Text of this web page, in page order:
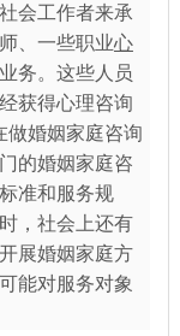
会工作者来承
、一些职业心
务。这些人员
获得心理咨询
做婚姻家庭咨询
的婚姻家庭咨
准和服务规
，社会上还有
展婚姻家庭方
能对服务对象